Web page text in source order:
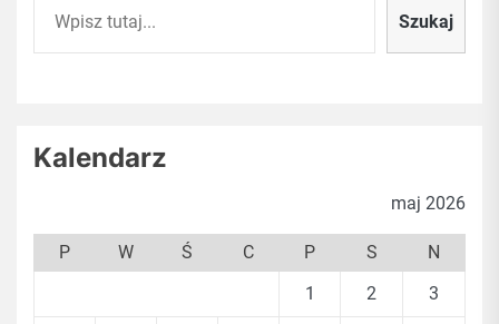
Szukaj
Kalendarz
maj 2026
P W Ś C P S
N
1
2 3